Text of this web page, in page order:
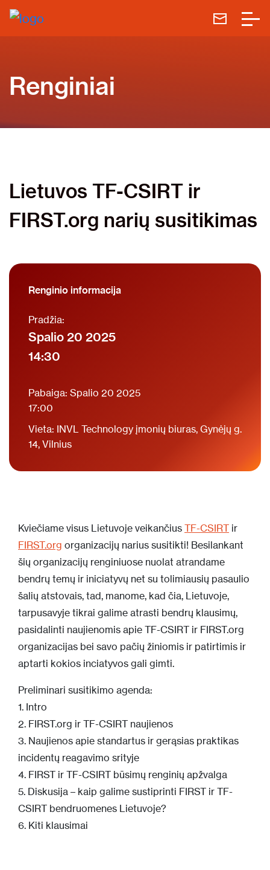
Renginiai
Lietuvos TF-CSIRT ir
FIRST.org narių susitikimas
Renginio informacija
Pradžia:
Spalio 20 2025
14:30
Pabaiga: Spalio 20 2025
17:00
Vieta: INVL Technology įmonių biuras, Gynėjų g.
14, Vilnius
Kviečiame visus Lietuvoje veikančius TF-CSIRT ir
FIRST.org organizacijų narius susitikti! Besilankant
šių organizacijų renginiuose nuolat atrandame
bendrų temų ir iniciatyvų net su tolimiausių pasaulio
šalių atstovais, tad, manome, kad čia, Lietuvoje,
tarpusavyje tikrai galime atrasti bendrų klausimų,
pasidalinti naujienomis apie TF-CSIRT ir FIRST.org
organizacijas bei savo pačių žiniomis ir patirtimis ir
aptarti kokios inciatyvos gali gimti.
Preliminari susitikimo agenda:
1. Intro
2. FIRST.org ir TF-CSIRT naujienos
3. Naujienos apie standartus ir gerąsias praktikas
incidentų reagavimo srityje
4. FIRST ir TF-CSIRT būsimų renginių apžvalga
5. Diskusija – kaip galime sustiprinti FIRST ir TF-
CSIRT bendruomenes Lietuvoje?
6. Kiti klausimai